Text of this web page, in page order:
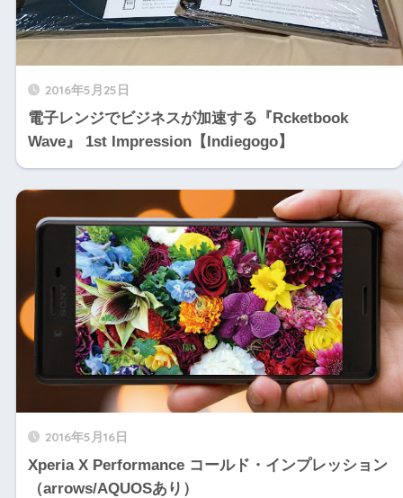
2016年5月25日
電子レンジでビジネスが加速する『Rcketbook
Wave』 1st Impression【Indiegogo】
2016年5月16日
Xperia X Performance コールド・インプレッション
（arrows/AQUOSあり）